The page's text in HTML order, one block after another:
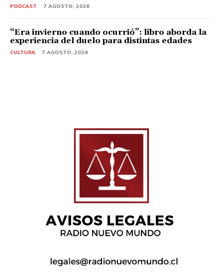
PODCAST 7 AGOSTO, 2026
“Era invierno cuando ocurrió”: libro aborda la
experiencia del duelo para distintas edades
CULTURA 7 AGOSTO, 2026